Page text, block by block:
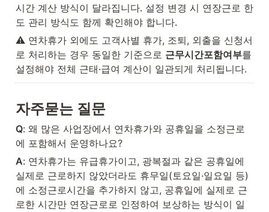
시간 계산 방식이 달라집니다. 설정 변경 시 연장근로 한
도 관리 방식도 함께 확인해야 합니다.
⚠️ 연차휴가 외에도 고객사별 휴가, 조퇴, 외출을 신청서
로 처리하는 경우 동일한 기준으로 근무시간포함여부를
설정해야 전체 근태·급여 계산이 일관되게 처리됩니다.
자주묻는 질문
Q: 왜 많은 사업장에서 연차휴가와 공휴일을 소정근로
에 포함해서 운영하나요?
A: 연차휴가는 유급휴가이고, 광복절과 같은 공휴일에
실제로 근로하지 않았더라도 휴무일(토요일·일요일 등)
에 소정근로시간을 추가하지 않고, 공휴일에 실제로 근
로한 시간만 연장근로로 인정하여 보상하는 방식이 일